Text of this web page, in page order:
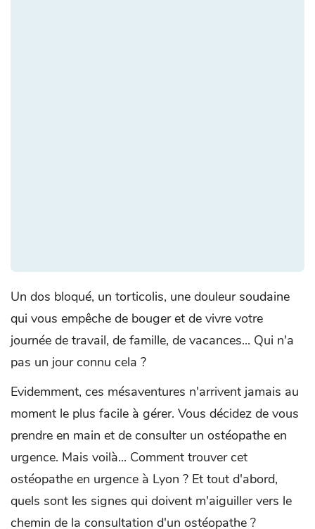
Un dos bloqué, un torticolis, une douleur soudaine
qui vous empêche de bouger et de vivre votre
journée de travail, de famille, de vacances... Qui n'a
pas un jour connu cela ?
Evidemment, ces mésaventures n'arrivent jamais au
moment le plus facile à gérer. Vous décidez de vous
prendre en main et de consulter un ostéopathe en
urgence. Mais voilà... Comment trouver cet
ostéopathe en urgence à Lyon ? Et tout d'abord,
quels sont les signes qui doivent m'aiguiller vers le
chemin de la consultation d'un ostéopathe ?